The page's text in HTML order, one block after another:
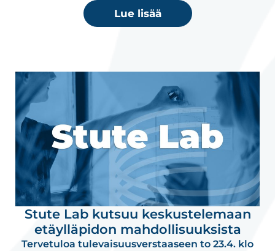
Lue lisää
Stute Lab kutsuu keskustelemaan
etäylläpidon mahdollisuuksista
Tervetuloa tulevaisuusverstaaseen to 23.4. klo